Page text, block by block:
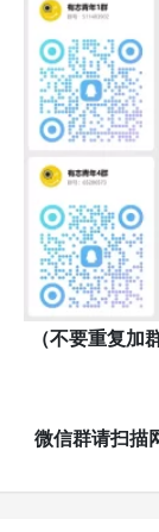
（不要重复
微信群请扫描